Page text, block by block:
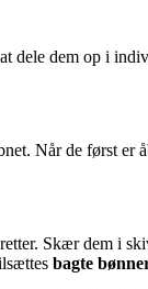
dele dem op i
Når de først er
Skær dem i
bagte